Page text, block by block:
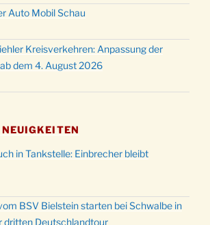
Auto Mobil Schau
Kreisverkehren: Anpassung der
dem 4. August 2026
in Tankstelle: Einbrecher bleibt
BSV Bielstein starten bei Schwalbe in
dritten Deutschlandtour